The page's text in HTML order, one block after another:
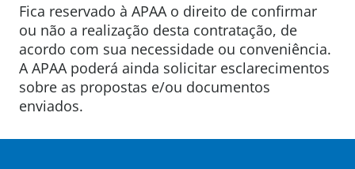
Fica reservado à APAA o direito de confirmar
ou não a realização desta contratação, de
acordo com sua necessidade ou conveniência.
A APAA poderá ainda solicitar esclarecimentos
sobre as propostas e/ou documentos
enviados.